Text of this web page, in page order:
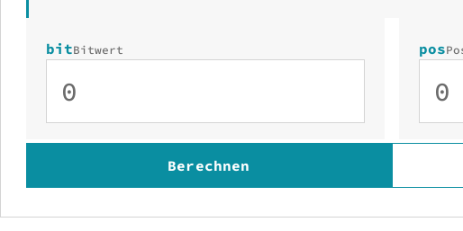
bitBitwert pos
Berechnen